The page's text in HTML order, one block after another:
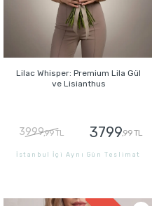
Lilac Whisper: Premium Lila Gül
ve Lisianthus
3999,99 TL 3799,99 TL
İstanbul İçi Aynı Gün Teslimat